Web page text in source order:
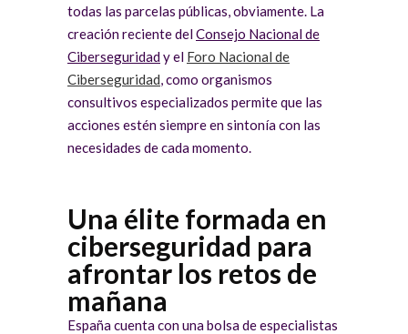
todas las parcelas públicas, obviamente. La
creación reciente delConsejo Nacional de
Ciberseguridady el Foro Nacional de
Ciberseguridad, como organismos
consultivos especializados permite que las
acciones estén siempre en sintonía con las
necesidades de cada momento.
Una élite formada en
ciberseguridad para
afrontar los retos de
mañana
España cuenta con una bolsa de especialistas